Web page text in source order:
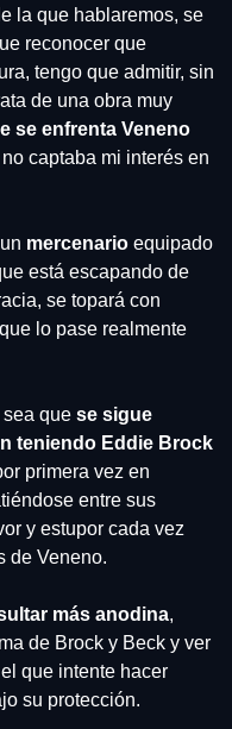
la que hablaremos, se
reconocer que
tengo que admitir, sin
de una obra muy
se enfrenta Veneno
captaba mi interés en
mercenario equipado
está escapando de
se topará con
lo pase realmente
que se sigue
teniendo Eddie Brock
entre sus
y estupor cada vez
de Veneno.
más anodina,
de Brock y Beck y ver
que intente hacer
su protección.